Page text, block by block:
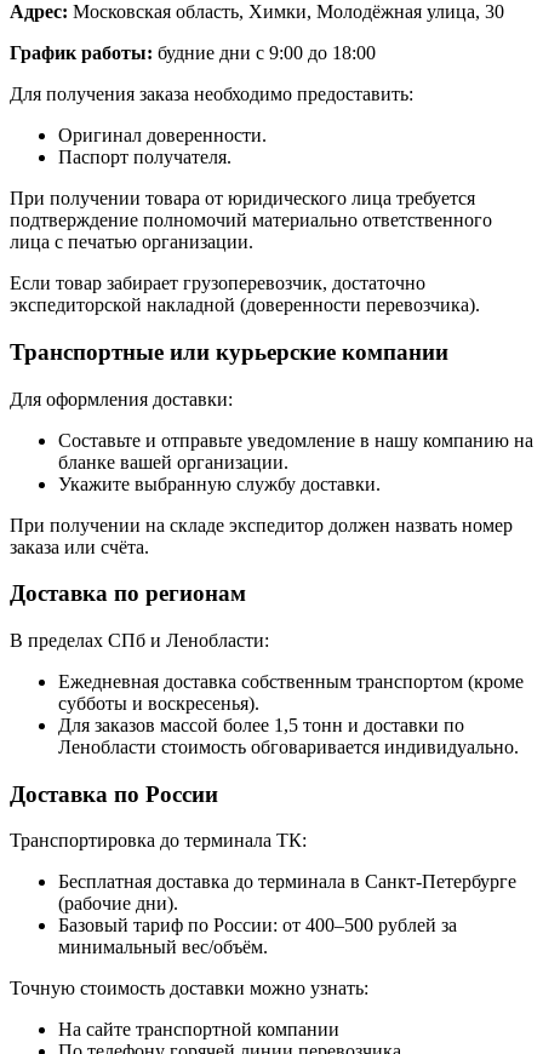
Адрес: Московская область, Химки, Молодёжная улица, 30
График работы: будние дни с 9:00 до 18:00
Для получения заказа необходимо предоставить:
Оригинал доверенности.
Паспорт получателя.
При получении товара от юридического лица требуется
подтверждение полномочий материально ответственного
лица с печатью организации.
Если товар забирает грузоперевозчик, достаточно
экспедиторской накладной (доверенности перевозчика).
Транспортные или курьерские компании
Для оформления доставки:
Составьте и отправьте уведомление в нашу компанию на
бланке вашей организации.
Укажите выбранную службу доставки.
При получении на складе экспедитор должен назвать номер
заказа или счёта.
Доставка по регионам
В пределах СПб и Ленобласти:
Ежедневная доставка собственным транспортом (кроме
субботы и воскресенья).
Для заказов массой более 1,5 тонн и доставки по
Ленобласти стоимость обговаривается индивидуально.
Доставка по России
Транспортировка до терминала ТК:
Бесплатная доставка до терминала в Санкт-Петербурге
(рабочие дни).
Базовый тариф по России: от 400–500 рублей за
минимальный вес/объём.
Точную стоимость доставки можно узнать:
На сайте транспортной компании